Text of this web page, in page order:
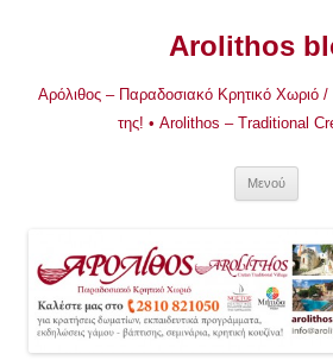
Arolithos
Αρόλιθος – Παραδοσιακό Κρητικό
της! • Arolithos – Traditional
Μενού